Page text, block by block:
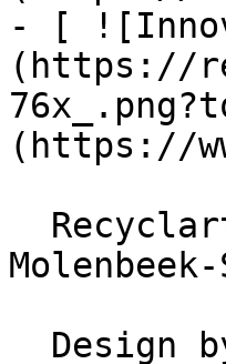
- [
(https://
(https://